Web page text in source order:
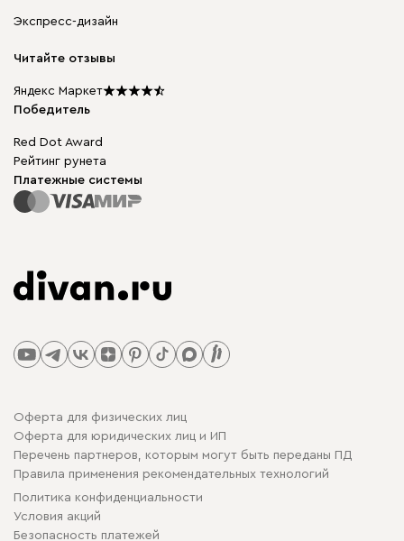
диван.клуб
Карьера
Подарочные сертификаты
Мы в прессе
Бескаркасная мебель
Столы и стулья
Экспресс-дизайн
Читайте отзывы
Яндекс Маркет
Победитель
Red Dot Award
Рейтинг рунета
Платежные системы
Оферта для физических лиц
Оферта для юридических лиц и ИП
Перечень партнеров, которым могут быть переданы ПД
Правила применения рекомендательных технологий
Политика конфиденциальности
Условия акций
Безопасность платежей